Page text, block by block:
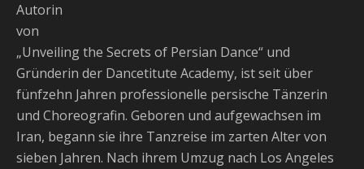
Autorin
von
„Unveiling the Secrets of Persian Dance“ und
Gründerin der Dancetitute Academy, ist seit über
fünfzehn Jahren professionelle persische Tänzerin
und Choreografin. Geboren und aufgewachsen im
Iran, begann sie ihre Tanzreise im zarten Alter von
sieben Jahren. Nach ihrem Umzug nach Los Angeles